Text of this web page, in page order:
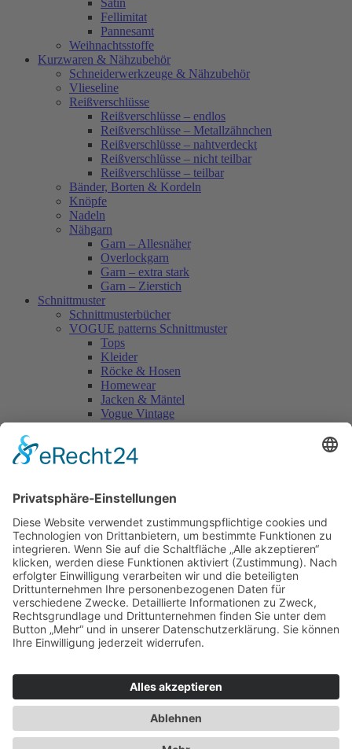
Satin
Fellimitat
Pannesamt
Weihnachtsstoffe
Kurzwaren & Nähzubehör
Schneiderwerkzeuge & Nähzubehör
Vlieseline
Reißverschlüsse
Reißverschlüsse – endlos
Reißverschlüsse – Metallzähnchen
Reißverschlüsse – nahtverdeckt
Reißverschlüsse – nicht teilbar
Reißverschlüsse – teilbar
Bänder, Borten & Kordeln
Knöpfe
Nadeln
Nähgarn
Garn – Allesnäher
Overlockgarn
Garn – extra stark
Garn – Zierstich
Schnittmuster
Schnittmusterbücher
VOGUE patterns Schnittmuster
Tops
Kleider
Röcke & Hosen
Homewear
Jacken & Mäntel
Vogue Vintage
Accessoires
Kleider
Homewear
Jacken & Mäntel
Curvy
Herren
Kids
Burda Fantasy
Accessoires & Deko
NEU im Shop
SALE
Suchen
Bitte mindestens 5 Buschstaben oder Zahlen eingeben!
Vertrag widerrufen